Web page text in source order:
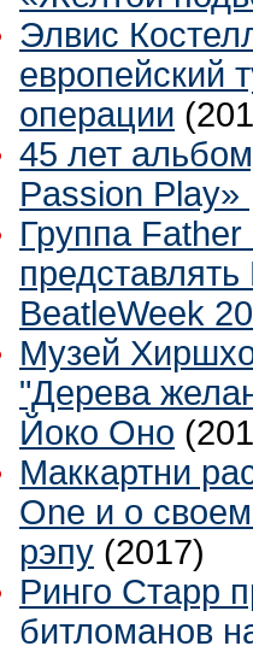
Элвис
европейский
операции
45 лет
Passion Play»
Группа
BeatleWeek
Музей
"Дерева
Йоко Оно
Маккартни
One и о
рэпу (2017)
Ринго Старр
битломанов